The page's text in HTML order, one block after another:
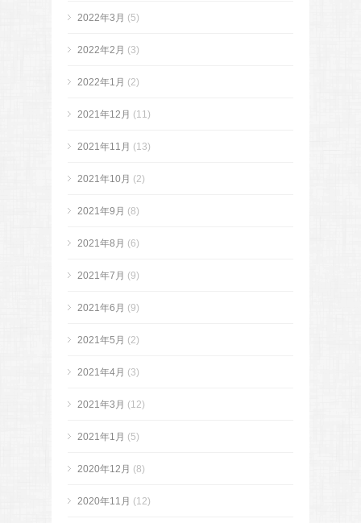
2022年3月 (5)
2022年2月 (3)
2022年1月 (2)
2021年12月 (11)
2021年11月 (13)
2021年10月 (2)
2021年9月 (8)
2021年8月 (6)
2021年7月 (9)
2021年6月 (9)
2021年5月 (2)
2021年4月 (3)
2021年3月 (12)
2021年1月 (5)
2020年12月 (8)
2020年11月 (12)